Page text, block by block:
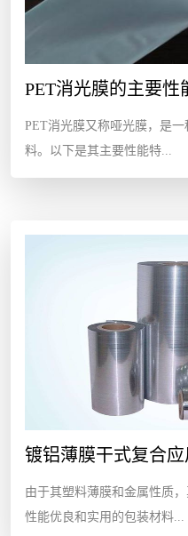
PET消光膜的主要性
PET消光膜又称哑光膜，是
料。以下是其主要性能特...
镀铝薄膜干式复合
由于其塑料薄膜和金属性质
性能优良和实用的包装材料...